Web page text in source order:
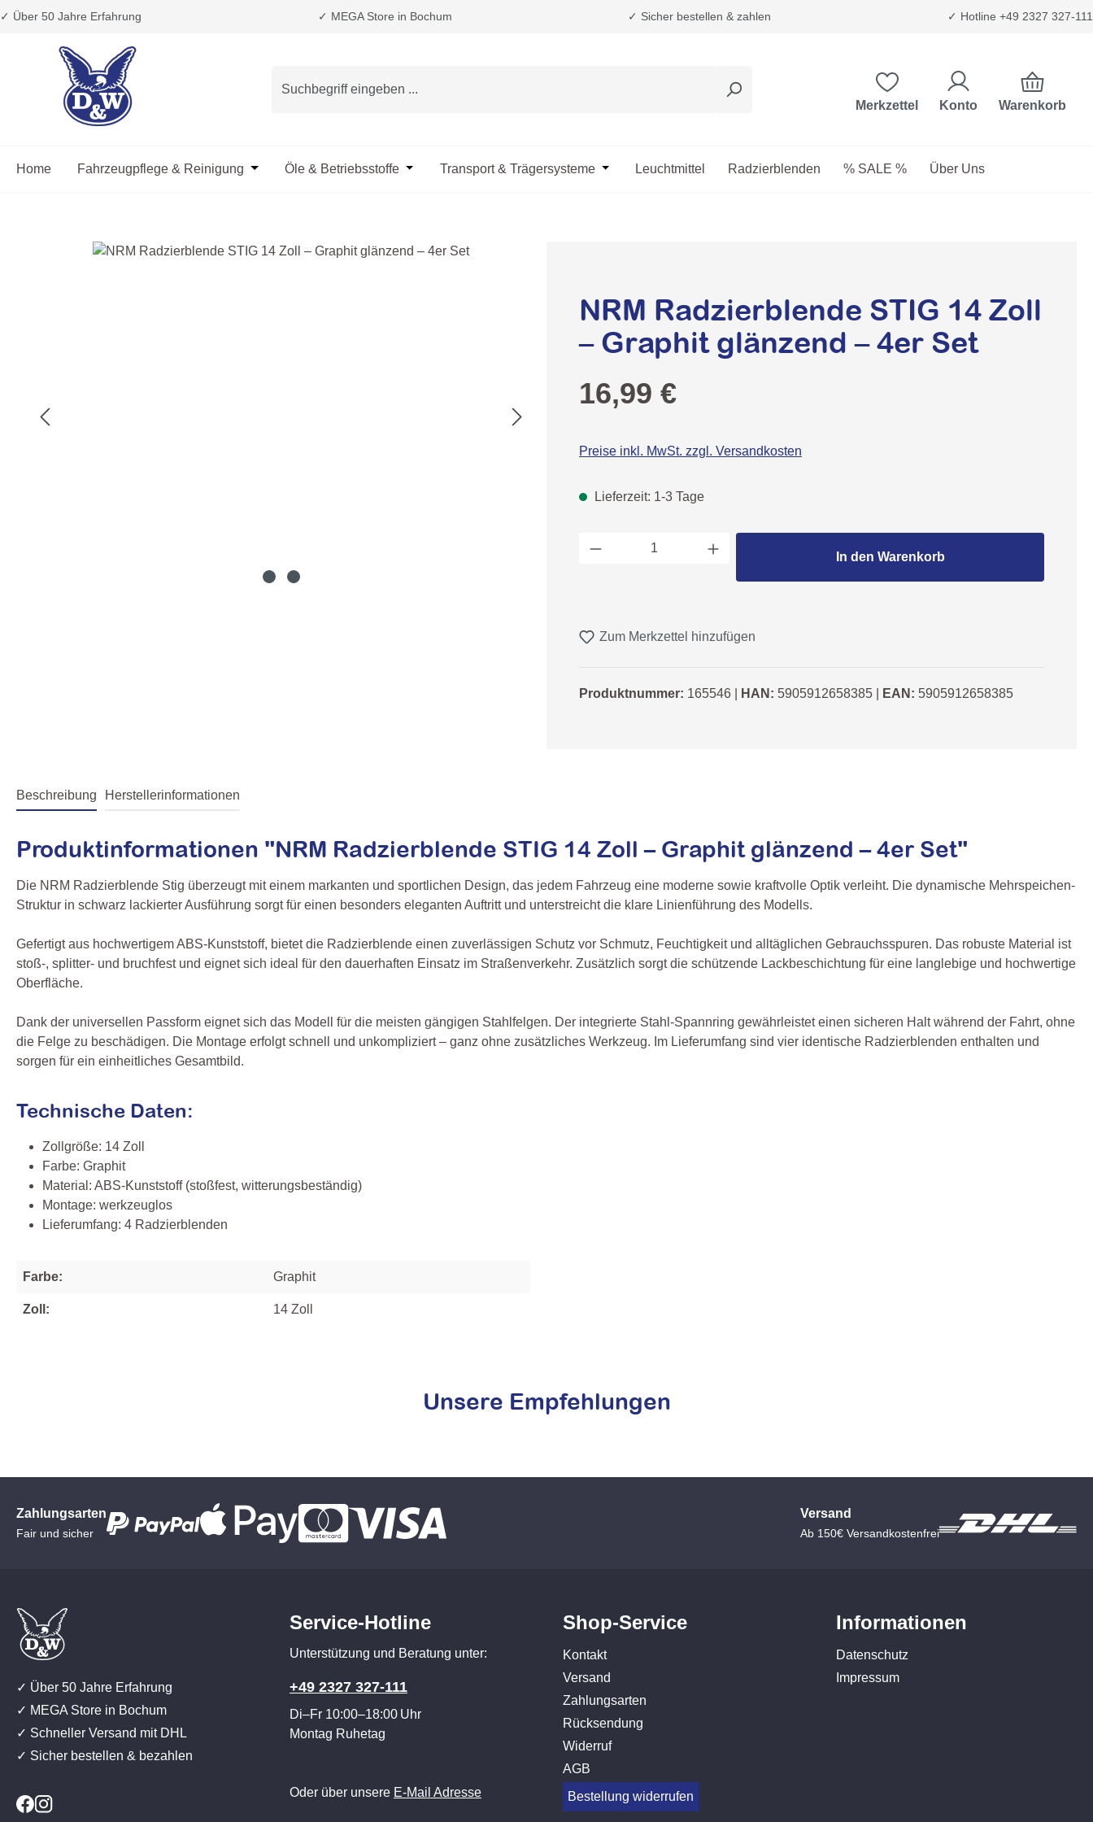
Hauptinhalt springen
Zur Suche springen
Zur Hauptnavigation springen
✓ Über 50 Jahre Erfahrung ✓ MEGA Store in Bochum ✓ Sicher bestellen & zahlen ✓ Hotline +49 2327 327-111
Merkzettel Konto Warenkorb
Home Fahrzeugpflege & Reinigung Öffne oder Schließe das Dropdown der Kategorie Fahrzeugpflege & Reinigung
Öle & Betriebsstoffe Öffne oder Schließe das Dropdown der Kategorie Öle & Betriebsstoffe
Transport & Trägersysteme Öffne oder Schließe das Dropdown der Kategorie Transport & Trägersysteme
Leuchtmittel Radzierblenden % SALE % Über Uns
Bildergalerie überspringen
NRM Radzierblende STIG 14 Zoll
– Graphit glänzend – 4er Set
Regulärer Preis:
16,99 €
Preise inkl. MwSt. zzgl. Versandkosten
Lieferzeit: 1-3 Tage
Produkt Anzahl: Gib den gewünschten Wert ein oder
In den Warenkorb
Zum Merkzettel hinzufügen
Produktnummer: 165546 HAN: 5905912658385 EAN: 5905912658385
Beschreibung Herstellerinformationen
Produktinformationen "NRM Radzierblende STIG 14 Zoll – Graphit glänzend – 4er Set"
Die NRM Radzierblende Stig überzeugt mit einem markanten und sportlichen Design, das jedem Fahrzeug eine moderne sowie kraftvolle Optik verleiht. Die dynamische Mehrspeichen-
Struktur in schwarz lackierter Ausführung sorgt für einen besonders eleganten Auftritt und unterstreicht die klare Linienführung des Modells.
Gefertigt aus hochwertigem ABS-Kunststoff, bietet die Radzierblende einen zuverlässigen Schutz vor Schmutz, Feuchtigkeit und alltäglichen Gebrauchsspuren. Das robuste Material ist
stoß-, splitter- und bruchfest und eignet sich ideal für den dauerhaften Einsatz im Straßenverkehr. Zusätzlich sorgt die schützende Lackbeschichtung für eine langlebige und hochwertige
Oberfläche.
Dank der universellen Passform eignet sich das Modell für die meisten gängigen Stahlfelgen. Der integrierte Stahl-Spannring gewährleistet einen sicheren Halt während der Fahrt, ohne
die Felge zu beschädigen. Die Montage erfolgt schnell und unkompliziert – ganz ohne zusätzliches Werkzeug. Im Lieferumfang sind vier identische Radzierblenden enthalten und
sorgen für ein einheitliches Gesamtbild.
Technische Daten:
Zollgröße: 14 Zoll
Farbe: Graphit
Material: ABS‑Kunststoff (stoßfest, witterungsbeständig)
Montage: werkzeuglos
Lieferumfang: 4 Radzierblenden
Farbe: Graphit
Zoll: 14 Zoll
Unsere Empfehlungen
Zahlungsarten
Fair und sicher
Versand
Ab 150€ Versandkostenfrei
✓ Über 50 Jahre Erfahrung
✓ MEGA Store in Bochum
✓ Schneller Versand mit DHL
✓ Sicher bestellen & bezahlen
Service-Hotline
Unterstützung und Beratung unter:
+49 2327 327-111
Di–Fr 10:00–18:00 Uhr
Montag Ruhetag
Oder über unsere E-Mail Adresse
Shop-Service
Kontakt
Versand
Zahlungsarten
Rücksendung
Widerruf
AGB
Bestellung widerrufen
Informationen
Datenschutz
Impressum